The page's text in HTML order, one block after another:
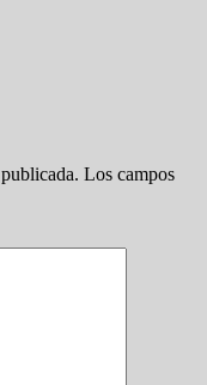
Los campos